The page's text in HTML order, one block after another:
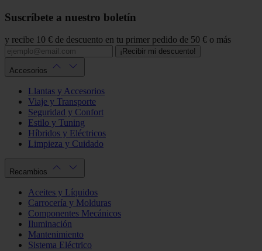
Suscríbete a nuestro boletín
y recibe 10 € de descuento en tu primer pedido de 50 € o más
¡Recibir mi descuento!
Accesorios
Llantas y Accesorios
Viaje y Transporte
Seguridad y Confort
Estilo y Tuning
Híbridos y Eléctricos
Limpieza y Cuidado
Recambios
Aceites y Líquidos
Carrocería y Molduras
Componentes Mecánicos
Iluminación
Mantenimiento
Sistema Eléctrico